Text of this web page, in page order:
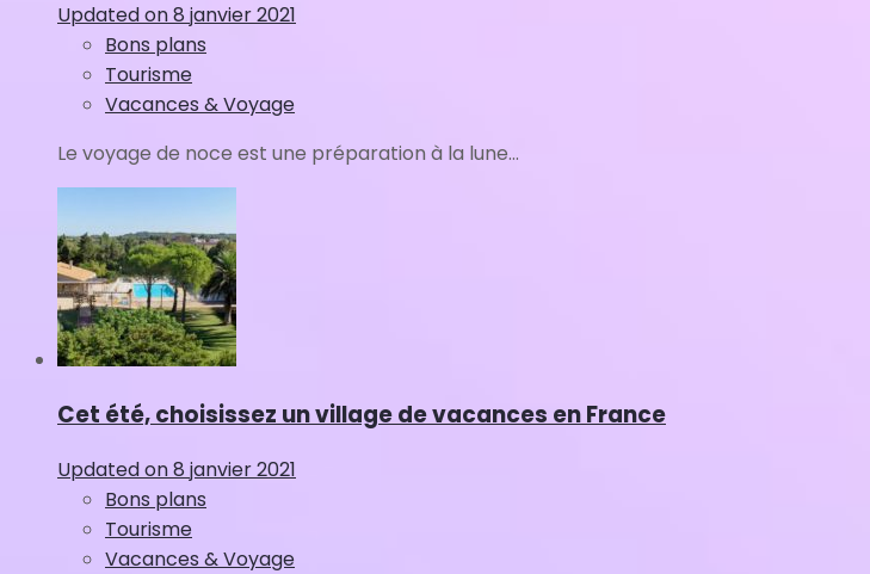
Updated on8 janvier 2021
Bons plans
Tourisme
Vacances & Voyage
Le voyage de noce est une préparation à la lune...
Cet été, choisissez un village de vacances en France
Updated on8 janvier 2021
Bons plans
Tourisme
Vacances & Voyage